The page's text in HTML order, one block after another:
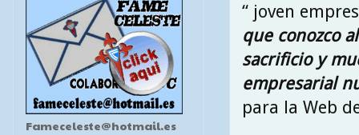
“ joven
que conozco
sacrificio y
empresarial
para la Web
Fameceleste@hotmail.es